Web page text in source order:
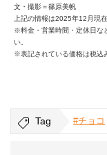
文・撮影＝篠原美帆
上記の情報は2025年12月現
※料金・営業時間・定休日な
い。
※表記されている価格は税込
Tag #チョコ